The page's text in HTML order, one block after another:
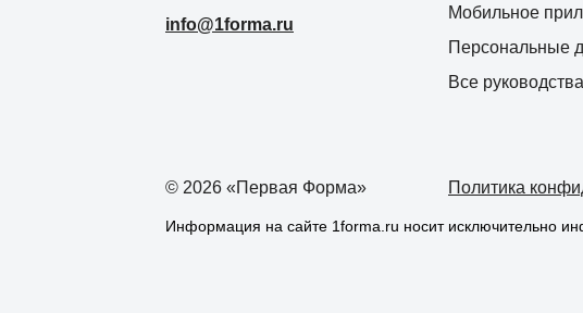
Мобильное
Персональные
Все руководства
info@1forma.ru
© 2026 «Первая Форма» Политика
Информация на сайте 1forma.ru носит исключительно